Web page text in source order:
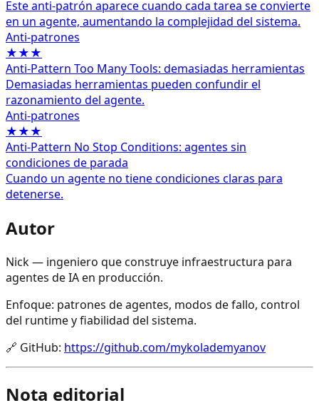
Este anti-patrón aparece cuando cada tarea se convierte
en un agente, aumentando la complejidad del sistema.
Anti‑patrones
★★★
Anti-Pattern Too Many Tools: demasiadas herramientas
Demasiadas herramientas pueden confundir el
razonamiento del agente.
Anti‑patrones
★★★
Anti-Pattern No Stop Conditions: agentes sin
condiciones de parada
Cuando un agente no tiene condiciones claras para
detenerse.
Autor
Nick — ingeniero que construye infraestructura para
agentes de IA en producción.
Enfoque: patrones de agentes, modos de fallo, control
del runtime y fiabilidad del sistema.
🔗 GitHub: https://github.com/mykolademyanov
Nota editorial